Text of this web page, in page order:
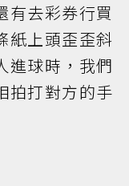
有去彩券行買
紙上頭歪歪斜
進球時，我們
拍打對方的手